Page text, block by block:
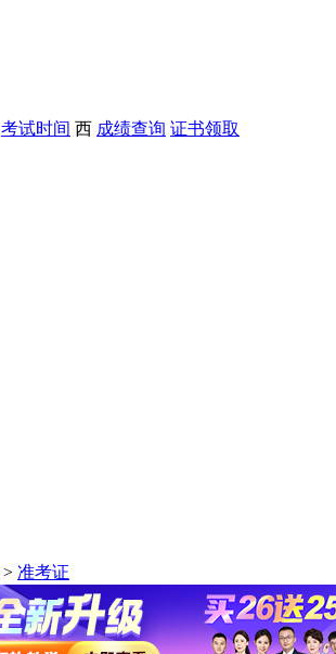
考试时间 西 成绩查询 证书领取
> 准考证